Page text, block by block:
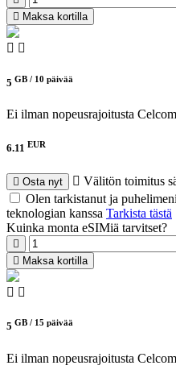
Maksa kortilla
5 GB / 10 päivää
Ei ilman nopeusrajoitusta
6.11 EUR
Osta nyt
Välitön toimitus
Olen tarkistanut ja
teknologian kanssa Tarkista tästä
Kuinka monta eSIMiä tarvitset?
Maksa kortilla
5 GB / 15 päivää
Ei ilman nopeusrajoitusta